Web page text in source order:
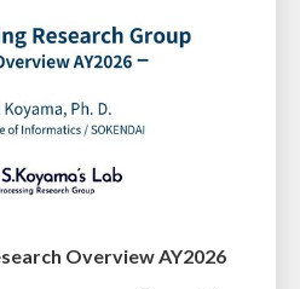
Overview AY2026